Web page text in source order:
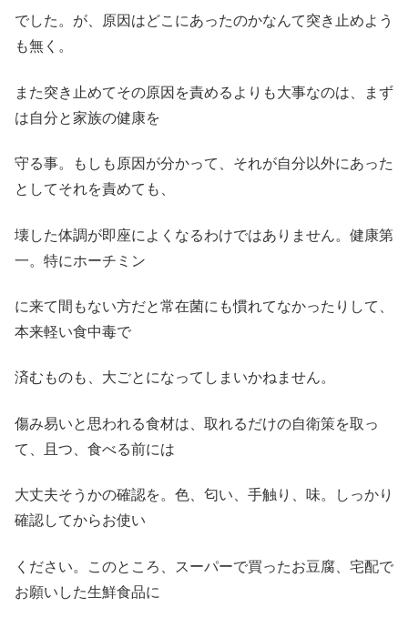
でした。が、原因はどこにあったのかなんて突き止めよう
も無く。
また突き止めてその原因を責めるよりも大事なのは、まず
は自分と家族の健康を
守る事。もしも原因が分かって、それが自分以外にあった
としてそれを責めても、
壊した体調が即座によくなるわけではありません。健康第
一。特にホーチミン
に来て間もない方だと常在菌にも慣れてなかったりして、
本来軽い食中毒で
済むものも、大ごとになってしまいかねません。
傷み易いと思われる食材は、取れるだけの自衛策を取っ
て、且つ、食べる前には
大丈夫そうかの確認を。色、匂い、手触り、味。しっかり
確認してからお使い
ください。このところ、スーパーで買ったお豆腐、宅配で
お願いした生鮮食品に